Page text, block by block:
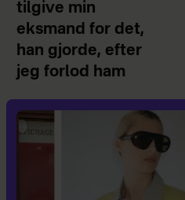
tilgive min
eksmand for det,
han gjorde, efter
jeg forlod ham